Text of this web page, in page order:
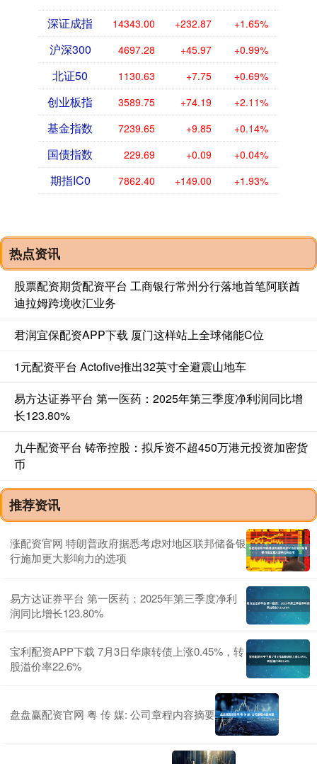
深证成指 14343.00 +232.87 +1.65%
沪深300 4697.28 +45.97 +0.99%
北证50 1130.63 +7.75 +0.69%
创业板指 3589.75 +74.19 +2.11%
基金指数 7239.65 +9.85 +0.14%
国债指数 229.69 +0.09 +0.04%
期指IC0 7862.40 +149.00 +1.93%
热点资讯
股票配资期货配资平台 工商银行常州分行落地首笔阿联酋
迪拉姆跨境收汇业务
君润宜保配资APP下载 厦门这样站上全球储能C位
1元配资平台 Actofive推出32英寸全避震山地车
易方达证券平台 第一医药：2025年第三季度净利润同比增
长123.80%
九牛配资平台 铸帝控股：拟斥资不超450万港元投资加密货
币
推荐资讯
涨配资官网 特朗普政府据悉考虑对地区联邦储备银
行施加更大影响力的选项
易方达证券平台 第一医药：2025年第三季度净利
润同比增长123.80%
宝利配资APP下载 7月3日华康转债上涨0.45%，转
股溢价率22.6%
盘盘赢配资官网 粤 传 媒: 公司章程内容摘要